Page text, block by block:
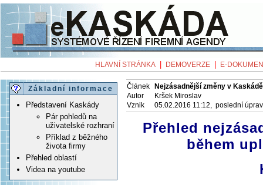
HLAVNÍ STRÁNKA DEMOVERZE E-
Základní informace
Představení Kaskády
Pár pohledů na
uživatelské rozhraní
Příklad z běžného
života firmy
Přehled oblastí
Videa na youtube
Článek
Nejzásadnější změny v
Autor
Kršek Miroslav
Vznik
05.02.2016 11:12, poslední
Přehled
během